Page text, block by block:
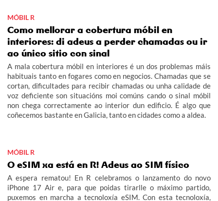
MÓBIL R
Como mellorar a cobertura móbil en
interiores: di adeus a perder chamadas ou ir
ao único sitio con sinal
A mala cobertura móbil en interiores é un dos problemas máis
habituais tanto en fogares como en negocios. Chamadas que se
cortan, dificultades para recibir chamadas ou unha calidade de
voz deficiente son situacións moi comúns cando o sinal móbil
non chega correctamente ao interior dun edificio. É algo que
coñecemos bastante en Galicia, tanto en cidades como a aldea.
MÓBIL R
O eSIM xa está en R! Adeus ao SIM físico
A espera rematou! En R celebramos o lanzamento do novo
iPhone 17 Air e, para que poidas tirarlle o máximo partido,
puxemos en marcha a tecnoloxía eSIM. Con esta tecnoloxía,